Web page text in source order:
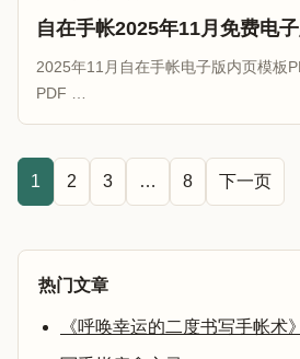
自在手帐2025年11月免费电
2025年11月自在手帐电子版内页模板
PDF …
1 2 3 … 8 下一页
热门文章
《呼唤幸运的二度书写手帐术